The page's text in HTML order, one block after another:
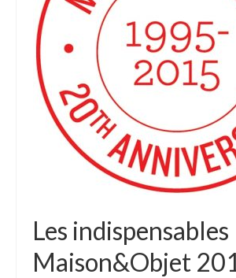
Les indispensables
Maison&Objet